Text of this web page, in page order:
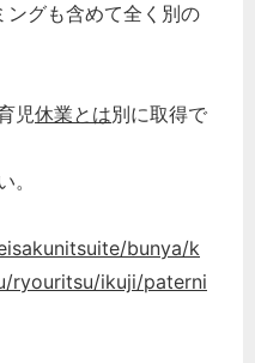
グも含めて全く別の
児休業とは別に取得で
。
bunya/k
ryouritsu/ikuji/paterni